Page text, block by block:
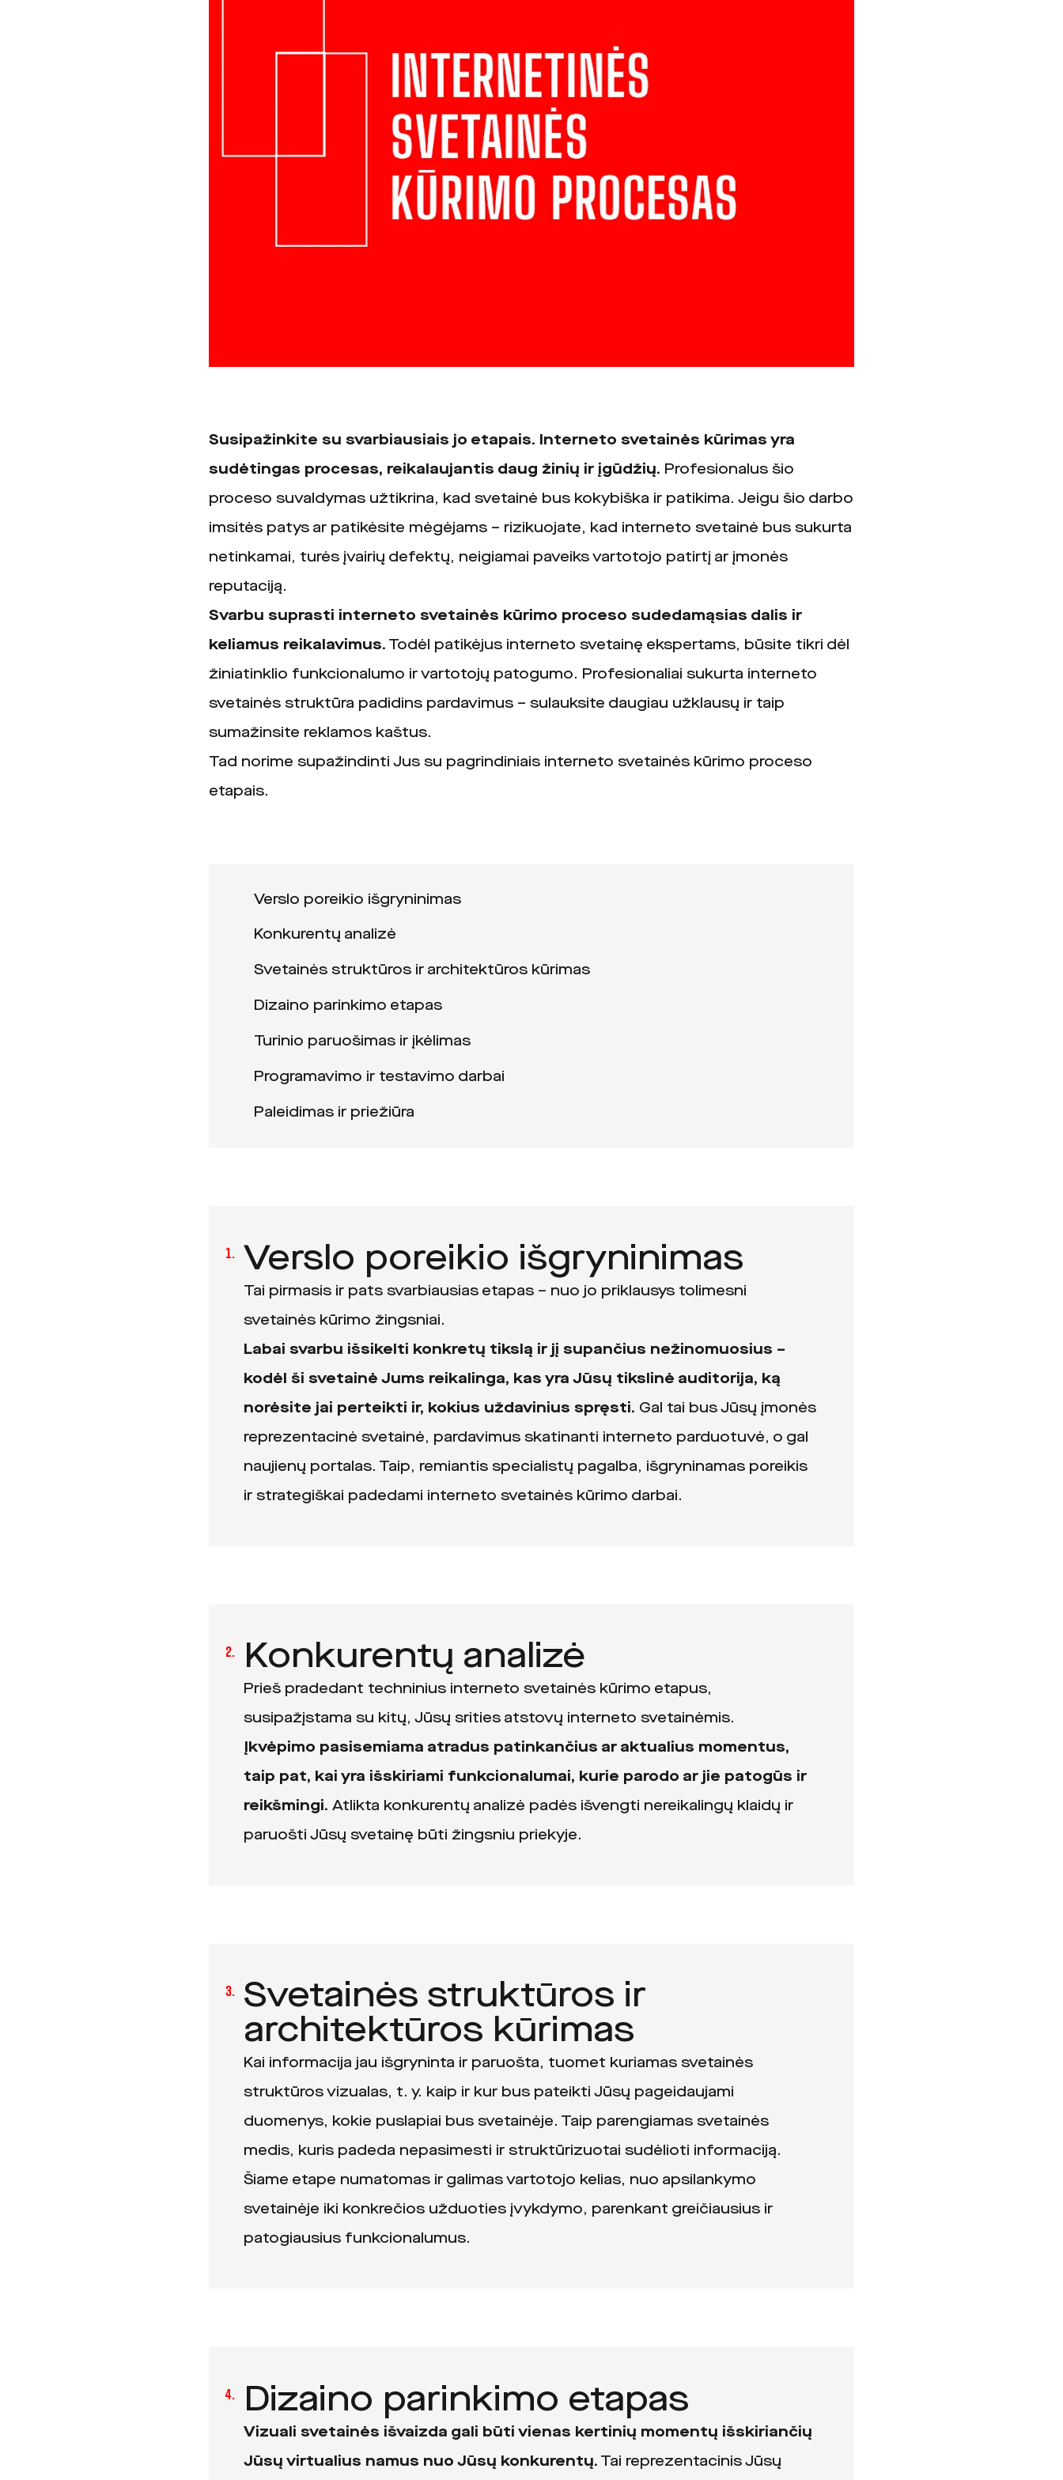
Susipažinkite su svarbiausiais jo etapais. Interneto svetainės kūrimas yra
sudėtingas procesas, reikalaujantis daug žinių ir įgūdžių. Profesionalus šio
proceso suvaldymas užtikrina, kad svetainė bus kokybiška ir patikima. Jeigu šio darbo
imsitės patys ar patikėsite mėgėjams – rizikuojate, kad interneto svetainė bus sukurta
netinkamai, turės įvairių defektų, neigiamai paveiks vartotojo patirtį ar įmonės
reputaciją.
Svarbu suprasti interneto svetainės kūrimo proceso sudedamąsias dalis ir
keliamus reikalavimus. Todėl patikėjus interneto svetainę ekspertams, būsite tikri dėl
žiniatinklio funkcionalumo ir vartotojų patogumo. Profesionaliai sukurta interneto
svetainės struktūra padidins pardavimus – sulauksite daugiau užklausų ir taip
sumažinsite reklamos kaštus.
Tad norime supažindinti Jus su pagrindiniais interneto svetainės kūrimo proceso
etapais.
Verslo poreikio išgryninimas
Konkurentų analizė
Svetainės struktūros ir architektūros kūrimas
Dizaino parinkimo etapas
Turinio paruošimas ir įkėlimas
Programavimo ir testavimo darbai
Paleidimas ir priežiūra
1. Verslo poreikio išgryninimas
Tai pirmasis ir pats svarbiausias etapas – nuo jo priklausys tolimesni
svetainės kūrimo žingsniai.
Labai svarbu išsikelti konkretų tikslą ir jį supančius nežinomuosius –
kodėl ši svetainė Jums reikalinga, kas yra Jūsų tikslinė auditorija, ką
norėsite jai perteikti ir, kokius uždavinius spręsti. Gal tai bus Jūsų įmonės
reprezentacinė svetainė, pardavimus skatinanti interneto parduotuvė, o gal
naujienų portalas. Taip, remiantis specialistų pagalba, išgryninamas poreikis
ir strategiškai padedami interneto svetainės kūrimo darbai.
2. Konkurentų analizė
Prieš pradedant techninius interneto svetainės kūrimo etapus,
susipažįstama su kitų, Jūsų srities atstovų interneto svetainėmis.
Įkvėpimo pasisemiama atradus patinkančius ar aktualius momentus,
taip pat, kai yra išskiriami funkcionalumai, kurie parodo ar jie patogūs ir
reikšmingi. Atlikta konkurentų analizė padės išvengti nereikalingų klaidų ir
paruošti Jūsų svetainę būti žingsniu priekyje.
3. Svetainės struktūros ir
architektūros kūrimas
Kai informacija jau išgryninta ir paruošta, tuomet kuriamas svetainės
struktūros vizualas, t. y. kaip ir kur bus pateikti Jūsų pageidaujami
duomenys, kokie puslapiai bus svetainėje. Taip parengiamas svetainės
medis, kuris padeda nepasimesti ir struktūrizuotai sudėlioti informaciją.
Šiame etape numatomas ir galimas vartotojo kelias, nuo apsilankymo
svetainėje iki konkrečios užduoties įvykdymo, parenkant greičiausius ir
patogiausius funkcionalumus.
4. Dizaino parinkimo etapas
Vizuali svetainės išvaizda gali būti vienas kertinių momentų išskiriančių
Jūsų virtualius namus nuo Jūsų konkurentų. Tai reprezentacinis Jūsų